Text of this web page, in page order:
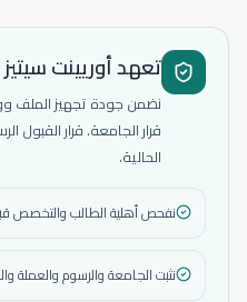
تعهد أوريينت
نضمن جودة تجهيز الملف
قرار الجامعة. قرار
الحالية.
نفحص أهلية الطالب والتخصص
نثبت الجامعة والرسوم والعملة